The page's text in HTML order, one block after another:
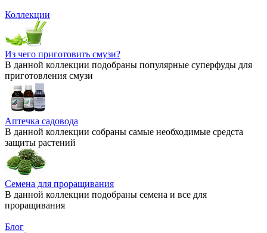
Коллекции
Из чего приготовить смузи?
В данной коллекции подобраны популярные суперфуды для
приготовления смузи
Аптечка садовода
В данной коллекции собраны самые необходимые средста
защиты растений
Семена для проращивания
В данной коллекции подобраны семена и все для
проращивания
Блог